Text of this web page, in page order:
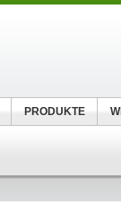
PRODUKTE